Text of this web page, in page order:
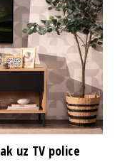
uz TV police